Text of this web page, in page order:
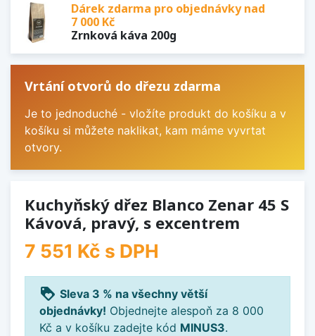
Dárek zdarma pro objednávky nad
7 000 Kč
Zrnková káva 200g
Vrtání otvorů do dřezu zdarma
Je to jednoduché - vložíte produkt do košíku a v
košíku si můžete naklikat, kam máme vyvrtat
otvory.
Kuchyňský dřez Blanco Zenar 45 S
Kávová, pravý, s excentrem
7 551 Kč s DPH
loyalty Sleva 3 % na všechny větší
objednávky! Objednejte alespoň za 8 000
Kč a v košíku zadejte kód MINUS3.